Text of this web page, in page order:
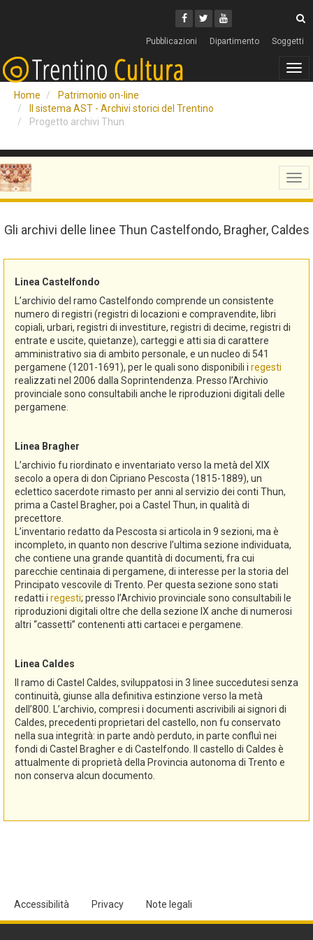
Facebook
Twitter
Youtube
Pubblicazioni Dipartimento Soggetti
Home
Patrimonio on-line
Il sistema AST - Archivi storici del Trentino
Progetto archivi Thun
Gli archivi delle linee Thun Castelfondo, Bragher, Caldes
Linea Castelfondo
L’archivio del ramo Castelfondo comprende un consistente
numero di registri (registri di locazioni e compravendite, libri
copiali, urbari, registri di investiture, registri di decime, registri di
entrate e uscite, quietanze), carteggi e atti sia di carattere
amministrativo sia di ambito personale, e un nucleo di 541
pergamene (1201-1691), per le quali sono disponibili i regesti
realizzati nel 2006 dalla Soprintendenza. Presso l’Archivio
provinciale sono consultabili anche le riproduzioni digitali delle
pergamene.
Linea Bragher
L’archivio fu riordinato e inventariato verso la metà del XIX
secolo a opera di don Cipriano Pescosta (1815-1889), un
eclettico sacerdote rimasto per anni al servizio dei conti Thun,
prima a Castel Bragher, poi a Castel Thun, in qualità di
precettore.
L’inventario redatto da Pescosta si articola in 9 sezioni, ma è
incompleto, in quanto non descrive l’ultima sezione individuata,
che contiene una grande quantità di documenti, fra cui
parecchie centinaia di pergamene, di interesse per la storia del
Principato vescovile di Trento. Per questa sezione sono stati
redatti i regesti; presso l’Archivio provinciale sono consultabili le
riproduzioni digitali oltre che della sezione IX anche di numerosi
altri “cassetti” contenenti atti cartacei e pergamene.
Linea Caldes
Il ramo di Castel Caldes, sviluppatosi in 3 linee succedutesi senza
continuità, giunse alla definitiva estinzione verso la metà
dell’800. L’archivio, compresi i documenti ascrivibili ai signori di
Caldes, precedenti proprietari del castello, non fu conservato
nella sua integrità: in parte andò perduto, in parte confluì nei
fondi di Castel Bragher e di Castelfondo. Il castello di Caldes è
attualmente di proprietà della Provincia autonoma di Trento e
non conserva alcun documento.
Accessibilità Privacy Note legali